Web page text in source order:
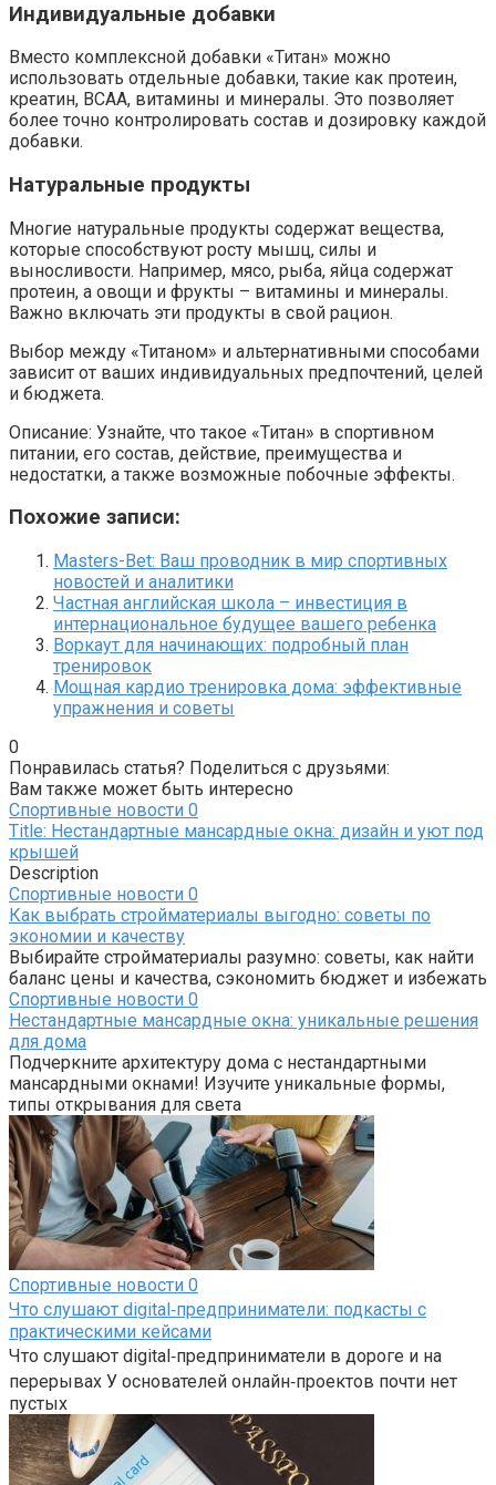
Индивидуальные добавки
Вместо комплексной добавки «Титан» можно
использовать отдельные добавки, такие как протеин,
креатин, BCAA, витамины и минералы. Это позволяет
более точно контролировать состав и дозировку каждой
добавки.
Натуральные продукты
Многие натуральные продукты содержат вещества,
которые способствуют росту мышц, силы и
выносливости. Например, мясо, рыба, яйца содержат
протеин, а овощи и фрукты – витамины и минералы.
Важно включать эти продукты в свой рацион.
Выбор между «Титаном» и альтернативными способами
зависит от ваших индивидуальных предпочтений, целей
и бюджета.
Описание: Узнайте, что такое «Титан» в спортивном
питании, его состав, действие, преимущества и
недостатки, а также возможные побочные эффекты.
Похожие записи:
Masters-Bet: Ваш проводник в мир спортивных
новостей и аналитики
Частная английская школа – инвестиция в
интернациональное будущее вашего ребенка
Воркаут для начинающих: подробный план
тренировок
Мощная кардио тренировка дома: эффективные
упражнения и советы
0
Понравилась статья? Поделиться с друзьями:
Вам также может быть интересно
Спортивные новости 0
Title: Нестандартные мансардные окна: дизайн и уют под
крышей
Description
Спортивные новости 0
Как выбрать стройматериалы выгодно: советы по
экономии и качеству
Выбирайте стройматериалы разумно: советы, как найти
баланс цены и качества, сэкономить бюджет и избежать
Спортивные новости 0
Нестандартные мансардные окна: уникальные решения
для дома
Подчеркните архитектуру дома с нестандартными
мансардными окнами! Изучите уникальные формы,
типы открывания для света
Спортивные новости 0
Что слушают digital‑предприниматели: подкасты с
практическими кейсами
Что слушают digital‑предприниматели в дороге и на
перерывах У основателей онлайн‑проектов почти нет
пустых